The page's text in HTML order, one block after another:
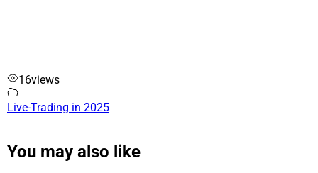
16views
Live-Trading in 2025
You may also like